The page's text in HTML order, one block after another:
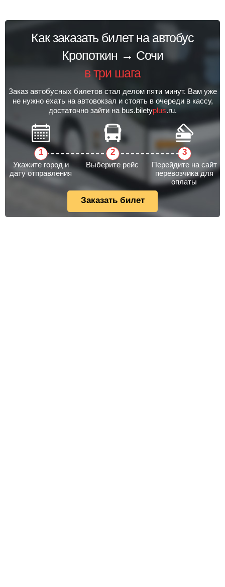
Как заказать билет на автобус
Кропоткин → Сочи
в три шага
Заказ автобусных билетов стал делом пяти минут. Вам уже
не нужно ехать на автовокзал и стоять в очереди в кассу,
достаточно зайти на bus.biletyplus.ru.
Укажите город и
дату отправления
Выберите рейс
Перейдите на сайт
перевозчика для
оплаты
Заказать билет